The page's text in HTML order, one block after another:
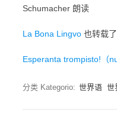
Schumacher 朗读
La Bona Lingvo 也转载了
Esperanta trompisto!（
分类 Kategorio: 世界语 世